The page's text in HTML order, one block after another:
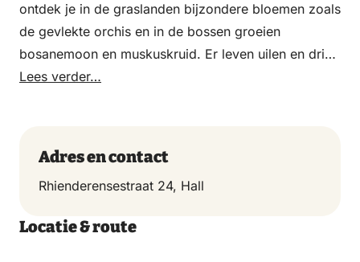
ontdek je in de graslanden bijzondere bloemen zoals
de gevlekte orchis en in de bossen groeien
bosanemoon en muskuskruid. Er leven uilen en drie
soorten spechten. Ook zoogdieren voelen zich thuis
zoals de kamsalamander, de hazelworm en de
ringslang.
Lees verder…
Adres en contact
Rhienderensestraat 24, Hall
Locatie & route